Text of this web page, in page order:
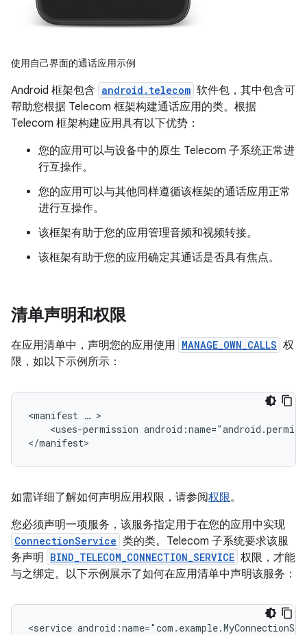
使用自己界面的通话应用示例
Android 框架包含 android.telecom 软件包，其中包含可
帮助您根据 Telecom 框架构建通话应用的类。根据
Telecom 框架构建应用具有以下优势：
您的应用可以与设备中的原生 Telecom 子系统正常进
行互操作。
您的应用可以与其他同样遵循该框架的通话应用正常
进行互操作。
该框架有助于您的应用管理音频和视频转接。
该框架有助于您的应用确定其通话是否具有焦点。
清单声明和权限
在应用清单中，声明您的应用使用 MANAGE_OWN_CALLS 权
限，如以下示例所示：
<manifest …
<uses-permission
如需详细了解如何声明应用权限，请参阅权限。
您必须声明一项服务，该服务指定用于在您的应用中实现
ConnectionService 类的类。Telecom 子系统要求该服
务声明
BIND_TELECOM_CONNECTION_SERVICE 权限，才能
与之绑定。以下示例展示了如何在应用清单中声明该服务：
<service